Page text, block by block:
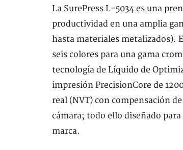
La SurePress L-5034 es una
productividad en una amplia
hasta materiales metalizados).
seis colores para una gama
tecnología de Líquido de
impresión PrecisionCore de
real (NVT) con compensación
cámara; todo ello diseñado
marca.